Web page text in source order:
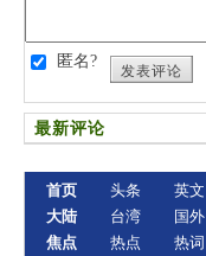
匿名?
发表评论
最新评论
首页
大陆
焦点
头条
台湾
热点
英文
国外
热词